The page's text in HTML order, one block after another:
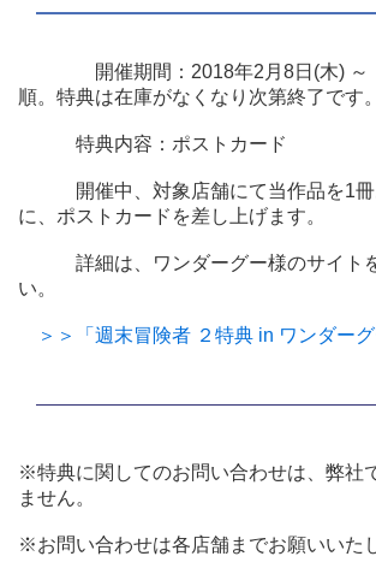
開催期間：2018年2月8日(木) ～
順。特典は在庫がなくなり次第終了です。
特典内容：ポストカード
開催中、対象店舗にて当作品を1冊
に、ポストカードを差し上げます。
詳細は、ワンダーグー様のサイトを
い。
＞＞「週末冒険者 ２特典 in ワンダー
※特典に関してのお問い合わせは、弊社
ません。
※お問い合わせは各店舗までお願いいた